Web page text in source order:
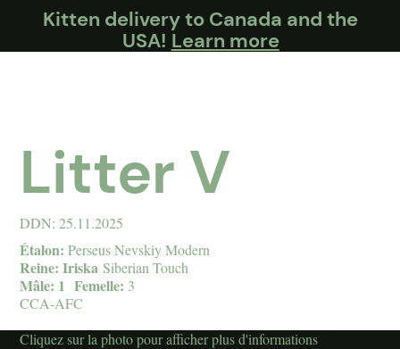
Kitten delivery to Canada and the
USA! Learn more
Litter V
DDN: 25.11.2025
Étalon:Perseus Nevskiy Modern
Reine: Iriska Siberian Touch
Mâle: 1 Femelle: 3
CCA-AFC
Cliquez sur la photo pour afficher plus d'informations